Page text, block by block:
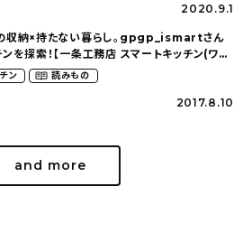
2020.9.1
収納×持たない暮らし。gpgp_ismartさん
を探索！【一条工務店 スマートキッチン(ワイ
ー)】
ン 読みもの
2017.8.10
and more